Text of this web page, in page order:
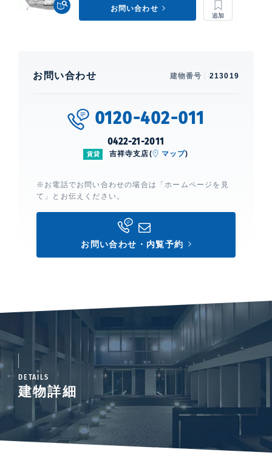
お問い合わせ
お問い合わせ 建物番号 213019
0120-402-011
0422-21-2011
賃貸 吉祥寺支店( マップ)
※お電話でお問い合わせの場合は「ホームページを見
て」とお伝えください。
お問い合わせ・内覧予約
DETAILS
建物詳細